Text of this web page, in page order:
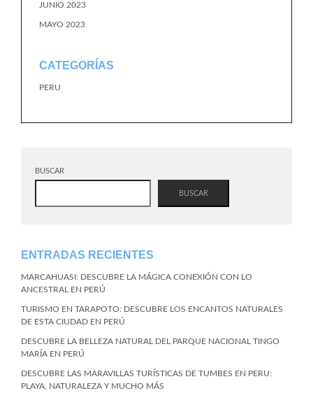
JUNIO 2023
MAYO 2023
CATEGORÍAS
PERU
BUSCAR
BUSCAR
ENTRADAS RECIENTES
MARCAHUASI: DESCUBRE LA MÁGICA CONEXIÓN CON LO
ANCESTRAL EN PERÚ
TURISMO EN TARAPOTO: DESCUBRE LOS ENCANTOS NATURALES
DE ESTA CIUDAD EN PERÚ
DESCUBRE LA BELLEZA NATURAL DEL PARQUE NACIONAL TINGO
MARÍA EN PERÚ
DESCUBRE LAS MARAVILLAS TURÍSTICAS DE TUMBES EN PERU:
PLAYA, NATURALEZA Y MUCHO MÁS